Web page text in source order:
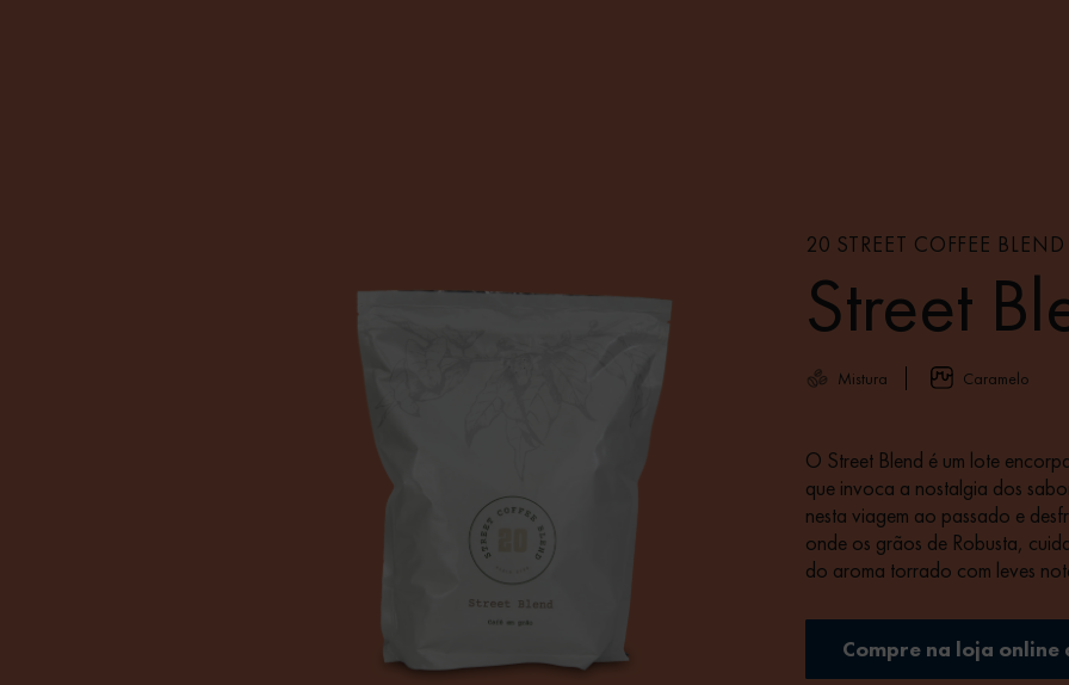
20 STREET COFFEE BLEND
Street
Mistura Caramelo
O Street Blend é um lote
que invoca a nostalgia dos
nesta viagem ao passado e
onde os grãos de Robusta,
do aroma torrado com leves
Compre na loja